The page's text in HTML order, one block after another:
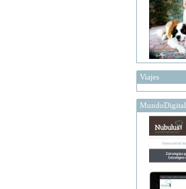
Viajes
MundoDigital